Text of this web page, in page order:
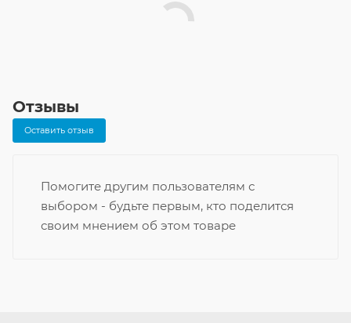
Отзывы
Оставить отзыв
Помогите другим пользователям с
выбором - будьте первым, кто поделится
своим мнением об этом товаре